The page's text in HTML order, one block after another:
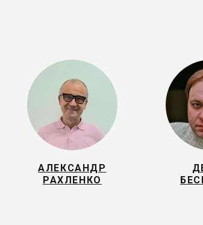
АЛЕКСАНДР
РАХЛЕНКО